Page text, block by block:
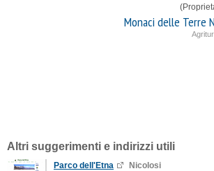
Monaci delle Terre
Altri suggerimenti e indirizzi utili
Parco dell'Etna
Nicolosi